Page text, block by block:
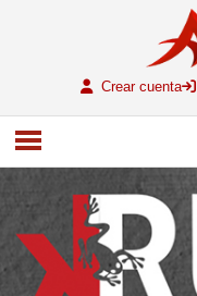
Crear cuenta